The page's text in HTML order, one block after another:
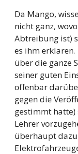
Da Mango,
nicht ganz,
Abtreibung ist)
es ihm
über die ganze
seiner guten
offenbar
gegen die
gestimmt hatte)
Lehrer
überhaupt